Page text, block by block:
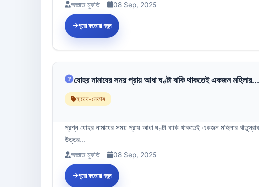
অজ্ঞাত মুফতি 08 Sep, 2025
পুরো ফতোয়া পড়ুন
যোহর নামাযের সময় প্রায় আধা ঘণ্টা বাকি থাকতেই একজন মহিলার...
হায়েয-নেফাস
প্রশ্ন যোহর নামাযের সময় প্রায় আধা ঘণ্টা বাকি থাকতেই একজন মহিলার
উত্তর...
অজ্ঞাত মুফতি 08 Sep, 2025
পুরো ফতোয়া পড়ুন